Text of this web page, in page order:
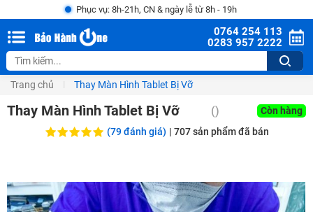
Phục vụ: 8h-21h, CN & ngày lễ từ 8h - 19h
0764 254 113
0283 957 2222
Trang chủ Thay Màn Hình Tablet Bị Vỡ
Thay Màn Hình Tablet Bị Vỡ ()
Còn hàng
(79 đánh giá) | 707sản phẩm đã bán